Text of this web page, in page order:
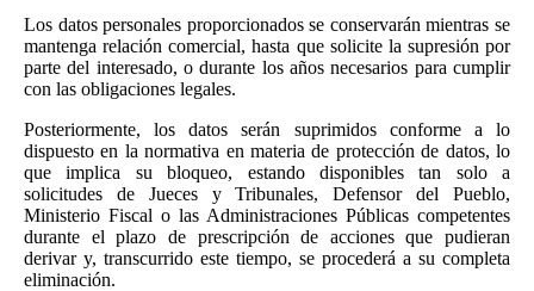
Los datos personales proporcionados se conservarán mientras se
mantenga relación comercial, hasta que solicite la supresión por
parte del interesado, o durante los años necesarios para cumplir
con las obligaciones legales.
Posteriormente, los datos serán suprimidos conforme a lo
dispuesto en la normativa en materia de protección de datos, lo
que implica su bloqueo, estando disponibles tan solo a
solicitudes de Jueces y Tribunales, Defensor del Pueblo,
Ministerio Fiscal o las Administraciones Públicas competentes
durante el plazo de prescripción de acciones que pudieran
derivar y, transcurrido este tiempo, se procederá a su completa
eliminación.